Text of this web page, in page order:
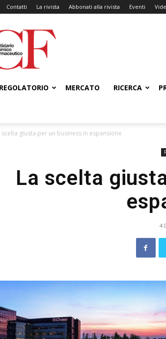
Contatti La rivista Abbonati alla rivista Eventi
NCF
–
Notiziario
Chimico
REGOLATORIO MERCATO RICERCA
scelta giusta per un business in espansione
La scelta
4